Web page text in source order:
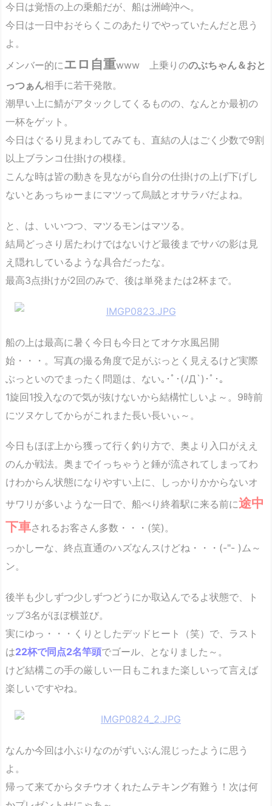
今日は覚悟の上の乗船だが、船は洲崎沖へ。
今日は一日中おそらくこのあたりでやっていたんだと思う
よ。
メンバー的にエロ自重www 上乗りののぶちゃん＆おと
っつぁん相手に若干発散。
潮早い上に鯖がアタックしてくるものの、なんとか最初の
一杯をゲット。
今日はぐるり見まわしてみても、直結の人はごく少数で9割
以上ブランコ仕掛けの模様。
こんな時は皆の動きを見ながら自分の仕掛けの上げ下げし
ないとあっちゅーまにマツって烏賊とオサラバだよね。
と、は、いいつつ、マツるモンはマツる。
結局どっさり居たわけではないけど最後までサバの影は見
え隠れしているような具合だったな。
最高3点掛けが2回のみで、後は単発または2杯まで。
船の上は最高に暑く今日も今日とてオケ水風呂開
始・・・。写真の撮る角度で足がぶっとく見えるけど実際
ぶっといのでまったく問題は、ない｡･ﾟ･(ﾉД`)･ﾟ･｡
1旋回1投入なので気が抜けないから結構忙しいよ～。9時前
にツヌケしてからがこれまた長い長いぃ～。
今日もほぼ上から獲って行く釣り方で、奥より入口がええ
のんか戦法。奥までイっちゃうと錘が流されてしまってわ
けわからん状態になりやすい上に、しっかりかからないオ
サワリが多いような一日で、船べり終着駅に来る前に途中
下車されるお客さん多数・・・(笑)。
っかしーな、終点直通のハズなんスけどね・・・(-"- )ム～
ン。
後半も少しずつ少しずつどうにか取込んでるよ状態で、ト
ップ3名がほぼ横並び。
実にゆっ・・・くりとしたデッドヒート（笑）で、ラスト
は22杯で同点2名竿頭でゴール、となりました～。
けど結構この手の厳しい一日もこれまた楽しいって言えば
楽しいですやね。
なんか今回は小ぶりなのがずいぶん混じったように思う
よ。
帰って来てからタチウオくれたムテキング有難う！次は何